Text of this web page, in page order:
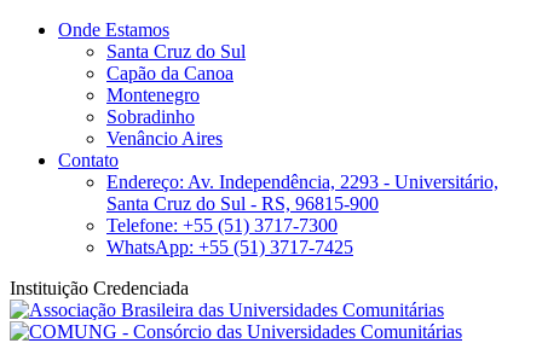
Onde Estamos
Santa Cruz do Sul
Capão da Canoa
Montenegro
Sobradinho
Venâncio Aires
Contato
Endereço: Av. Independência, 2293 - Universitário,
Santa Cruz do Sul - RS, 96815-900
Telefone: +55 (51) 3717-7300
WhatsApp: +55 (51) 3717-7425
Instituição Credenciada